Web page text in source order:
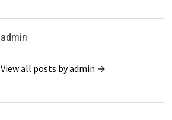
admin
View all posts by admin →